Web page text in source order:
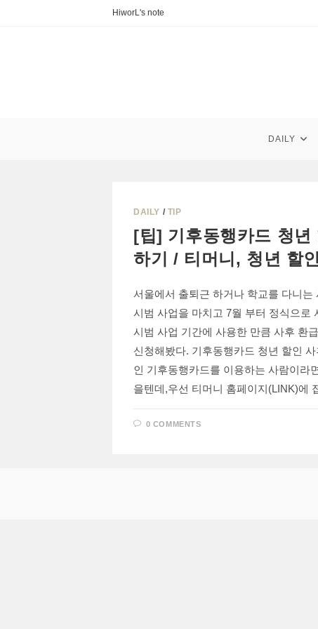
HiworL's note
DAILY
DAILY / TIP
[팁] 기후동행카드 청년
하기 / 티머니, 청년 할인
서울에서 출퇴근 하거나 학교를 다니
시범 사업을 마치고 7월 부터 정식으로
시범 사업 기간에 사용한 만큼 사후 환
신청해봤다. 기후동행카드 청년 할인
인 기후동행카드를 이용하는 사람이라
을텐데,우선 티머니 홈페이지(LINK)에
0 COMMENTS